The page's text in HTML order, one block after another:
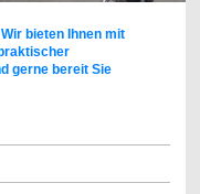
bieten Ihnen mit
gerne bereit Sie